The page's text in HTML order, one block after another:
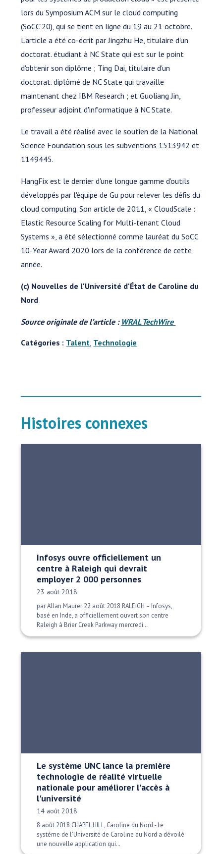
lors du Symposium ACM sur le cloud computing
(SoCC'20), qui se tient en ligne du 19 au 21 octobre.
L'article a été co-écrit par Jingzhu He, titulaire d'un
doctorat. étudiant à NC State qui est sur le point
d'obtenir son diplôme ; Ting Dai, titulaire d'un
doctorat. diplômé de NC State qui travaille
maintenant chez IBM Research ; et Guoliang Jin,
professeur adjoint d'informatique à NC State.
Le travail a été réalisé avec le soutien de la National
Science Foundation sous les subventions 1513942 et
1149445.
HangFix est le dernier d'une longue gamme d'outils
développés par l'équipe de Gu pour relever les défis du
cloud computing. Son article de 2011, « CloudScale :
Elastic Resource Scaling for Multi-tenant Cloud
Systems », a été sélectionné comme lauréat du SoCC
10-Year Award 2020 lors de la conférence de cette
année.
(c) Nouvelles de l'Université d'État de Caroline du
Nord
Source originale de l’article : WRAL TechWire
Catégories : Talent Technologie
Histoires connexes
Infosys ouvre officiellement un
centre à Raleigh qui devrait
employer 2 000 personnes
Date publiée:
23 août 2018
par Allan Maurer 22 août 2018 RALEIGH – Infosys,
basé en Inde, a officiellement ouvert son centre
Raleigh à Brier Creek Parkway mercredi…
Le système UNC lance la première
technologie de réalité virtuelle
nationale pour améliorer l'accès à
l'université
Date publiée:
14 août 2018
8 août 2018 CHAPEL HILL, Caroline du Nord - Le
système de l'Université de Caroline du Nord a dévoilé
une nouvelle application qui…